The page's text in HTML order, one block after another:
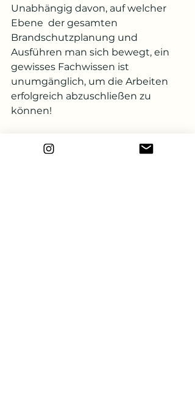
Unabhängig davon, auf welcher
Ebene  der gesamten
Brandschutzplanung und
Ausführen man sich bewegt, ein
gewisses Fachwissen ist
unumgänglich, um die Arbeiten
erfolgreich abzuschließen zu
können!